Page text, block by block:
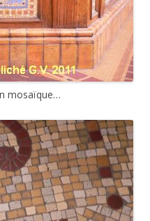
« Gentil Bourdet /
mosaïstes parisiens